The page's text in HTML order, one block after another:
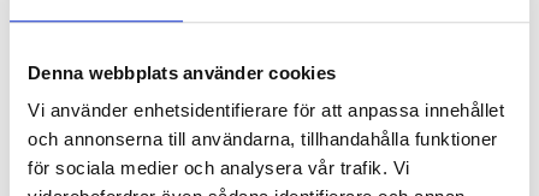
Denna webbplats använder cookies
Vi använder enhetsidentifierare för att anpassa innehållet
och annonserna till användarna, tillhandahålla funktioner
för sociala medier och analysera vår trafik. Vi
Entré: 200 kr, under 25 år: fri entré. Biljetter:
www.biljettkiosken.se
Kontaktinformation